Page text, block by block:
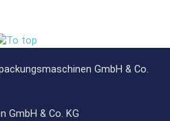
GmbH & Co. KG